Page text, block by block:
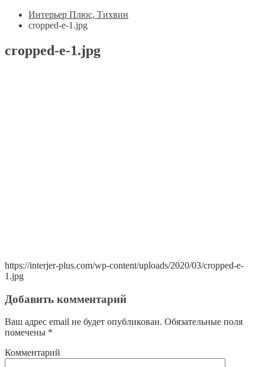
Интерьер Плюс, Тихвин
cropped-e-1.jpg
cropped-e-1.jpg
https://interjer-plus.com/wp-content/uploads/2020/03/cropped-e-
1.jpg
Добавить комментарий
Ваш адрес email не будет опубликован. Обязательные поля
помечены *
Комментарий